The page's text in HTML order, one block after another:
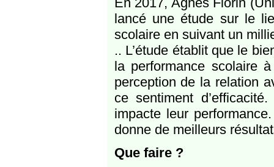
lancé une étude sur le
scolaire en suivant un
.. L’étude établit que le
la performance scolaire
perception de la relation
ce sentiment
impacte leur
donne de meilleurs
Que faire ?